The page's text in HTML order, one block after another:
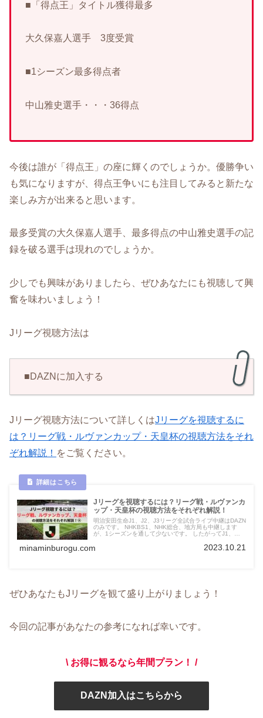
■「得点王」タイトル獲得最多
大久保嘉人選手 3度受賞
■1シーズン最多得点者
中山雅史選手・・・36得点
今後は誰が「得点王」の座に輝くのでしょうか。優勝争い
も気になりますが、得点王争いにも注目してみると新たな
楽しみ方が出来ると思います。
最多受賞の大久保嘉人選手、最多得点の中山雅史選手の記
録を破る選手は現れのでしょうか。
少しでも興味がありましたら、ぜひあなたにも視聴して興
奮を味わいましょう！
Jリーグ視聴方法は
■DAZNに加入する
Jリーグ視聴方法について詳しくはJリーグを視聴するに
は？リーグ戦・ルヴァンカップ・天皇杯の視聴方法をそれ
ぞれ解説！ をご覧ください。
Jリーグを視聴するには？リーグ戦・ルヴァンカ
ップ・天皇杯の視聴方法をそれぞれ解説！
明治安田生命J1、J2、J3リーグ全試合ライブ中継はDAZN
のみです。 NHKBS1、NHK総合、地方局も中継します
が、1シーズンを通して少ないです。 したがってJ1、
minaminburogu.com 2023.10.21
ぜひあなたもJリーグを観て盛り上がりましょう！
今回の記事があなたの参考になれば幸いです。
\ お得に観るなら年間プラン！ /
DAZN加入はこちらから